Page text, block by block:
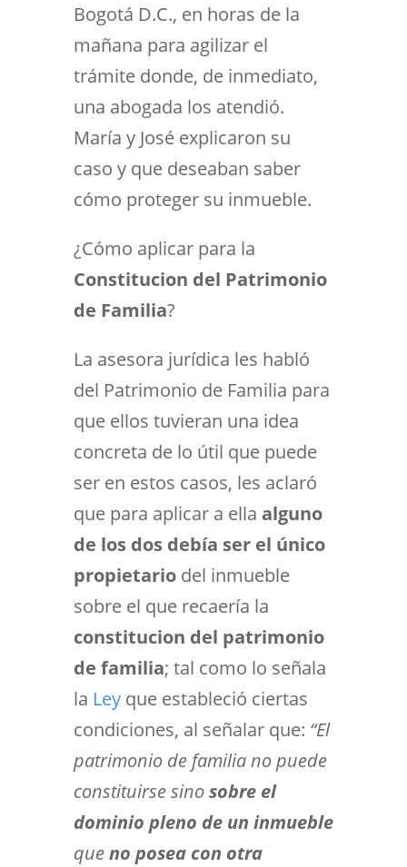
Bogotá D.C., en horas de la
mañana para agilizar el
trámite donde, de inmediato,
una abogada los atendió.
María y José explicaron su
caso y que deseaban saber
cómo proteger su inmueble.
¿Cómo aplicar para la
Constitucion del Patrimonio
de Familia?
La asesora jurídica les habló
del Patrimonio de Familia para
que ellos tuvieran una idea
concreta de lo útil que puede
ser en estos casos, les aclaró
que para aplicar a ella alguno
de los dos debía ser el único
propietariodel inmueble
sobre el que recaería la
constitucion del patrimonio
de familia; tal como lo señala
la Leyque estableció ciertas
condiciones, al señalar que: “El
patrimonio de familia no puede
constituirse sinosobre el
dominio pleno de un inmueble
queno posea con otra